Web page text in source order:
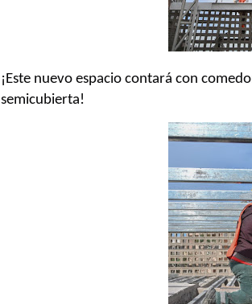
¡Este nuevo espacio contará con
semicubierta!